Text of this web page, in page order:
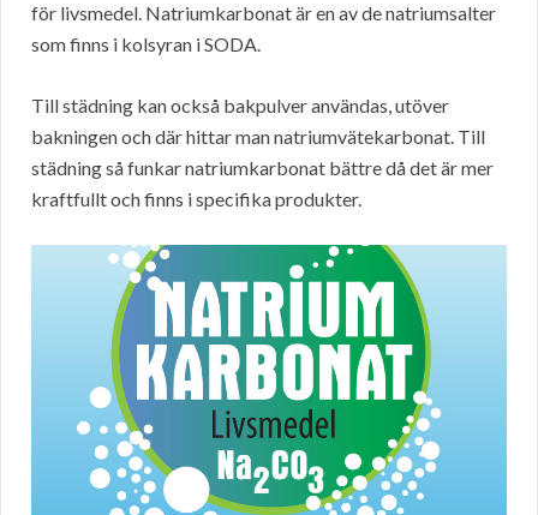
för livsmedel. Natriumkarbonat är en av de natriumsalter
som finns i kolsyran i SODA.
Till städning kan också bakpulver användas, utöver
bakningen och där hittar man natriumvätekarbonat. Till
städning så funkar natriumkarbonat bättre då det är mer
kraftfullt och finns i specifika produkter.